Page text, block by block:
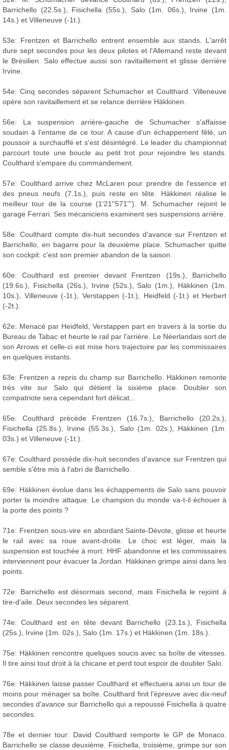
Barrichello (22.5s.), Fisichella (55s.), Salo (1m. 06s.), Irvine (1m.
14s.) et Villeneuve (-1t.).
53e: Frentzen et Barrichello entrent ensemble aux stands. L'arrêt
dure sept secondes pour les deux pilotes et l'Allemand reste devant
le Brésilien. Salo effectue aussi son ravitaillement et glisse derrière
Irvine.
54e: Cinq secondes séparent Schumacher et Coulthard. Villeneuve
opère son ravitaillement et se relance derrière Häkkinen.
56e: La suspension arrière-gauche de Schumacher s'affaisse
soudain à l'entame de ce tour. A cause d'un échappement fêlé, un
poussoir a surchauffé et s'est désintégré. Le leader du championnat
parcourt toute une boucle au petit trot pour rejoindre les stands.
Coulthard s'empare du commandement.
57e: Coulthard arrive chez McLaren pour prendre de l'essence et
des pneus neufs (7.1s.), puis reste en tête. Häkkinen réalise le
meilleur tour de la course (1'21''571'''). M. Schumacher rejoint le
garage Ferrari. Ses mécaniciens examinent ses suspensions arrière.
58e: Coulthard compte dix-huit secondes d'avance sur Frentzen et
Barrichello, en bagarre pour la deuxième place. Schumacher quitte
son cockpit: c'est son premier abandon de la saison.
60e: Coulthard est premier devant Frentzen (19s.), Barrichello
(19.6s.), Fisichella (26s.), Irvine (52s.), Salo (1m.), Häkkinen (1m.
10s.), Villeneuve (-1t.), Verstappen (-1t.), Heidfeld (-1t.) et Herbert
(-2t.).
62e: Menacé par Heidfeld, Verstappen part en travers à la sortie du
Bureau de Tabac et heurte le rail par l'arrière. Le Néerlandais sort de
son Arrows et celle-ci est mise hors trajectoire par les commissaires
en quelques instants.
63e: Frentzen a repris du champ sur Barrichello. Häkkinen remonte
très vite sur Salo qui détient la sixième place. Doubler son
compatriote sera cependant fort délicat...
65e: Coulthard précède Frentzen (16.7s.), Barrichello (20.2s.),
Fisichella (25.8s.), Irvine (55.3s.), Salo (1m. 02s.), Häkkinen (1m.
03s.) et Villeneuve (-1t.).
67e: Coulthard possède dix-huit secondes d'avance sur Frentzen qui
semble s'être mis à l'abri de Barrichello.
69e: Häkkinen évolue dans les échappements de Salo sans pouvoir
porter la moindre attaque. Le champion du monde va-t-il échouer à
la porte des points ?
71e: Frentzen sous-vire en abordant Sainte-Dévote, glisse et heurte
le rail avec sa roue avant-droite. Le choc est léger, mais la
suspension est touchée à mort. HHF abandonne et les commissaires
interviennent pour évacuer la Jordan. Häkkinen grimpe ainsi dans les
points.
72e: Barrichello est désormais second, mais Fisichella le rejoint à
tire-d'aile. Deux secondes les séparent.
74e: Coulthard est en tête devant Barrichello (23.1s.), Fisichella
(25s.), Irvine (1m. 02s.), Salo (1m. 17s.) et Häkkinen (1m. 18s.).
75e: Häkkinen rencontre quelques soucis avec sa boîte de vitesses.
Il tire ainsi tout droit à la chicane et perd tout espoir de doubler Salo.
76e: Häkkinen laisse passer Coulthard et effectuera ainsi un tour de
moins pour ménager sa boîte. Coulthard finit l'épreuve avec dix-neuf
secondes d'avance sur Barrichello qui a repoussé Fisichella à quatre
secondes.
78e et dernier tour: David Coulthard remporte le GP de Monaco.
Barrichello se classe deuxième. Fisichella, troisième, grimpe sur son